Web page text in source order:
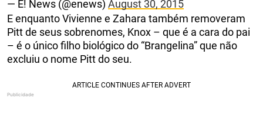
— E! News (@enews) August 30, 2015
E enquanto Vivienne e Zahara também removeram
Pitt de seus sobrenomes, Knox – que é a cara do pai
– é o único filho biológico do “Brangelina” que não
excluiu o nome Pitt do seu.